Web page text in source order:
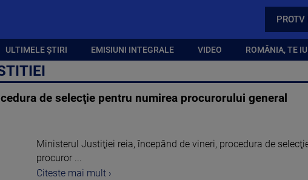
PROTV
ULTIMELE ȘTIRI EMISIUNI INTEGRALE VIDEO ROMÂNIA, TE
de selecţie pentru numirea procurorului general
Ministerul Justiţiei reia, începând de vineri, procedura de
procuror ...
Citeste mai mult ›